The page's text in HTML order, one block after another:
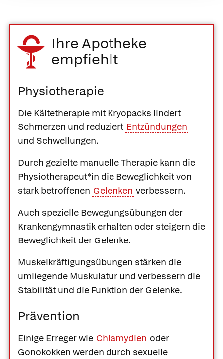
Ihre Apotheke
empfiehlt
Physiotherapie
Die Kältetherapie mit Kryopacks lindert
Schmerzen und reduziert Entzündungen
und Schwellungen.
Durch gezielte manuelle Therapie kann die
Physiotherapeut*in die Beweglichkeit von
stark betroffenen Gelenken verbessern.
Auch spezielle Bewegungsübungen der
Krankengymnastik erhalten oder steigern die
Beweglichkeit der Gelenke.
Muskelkräftigungsübungen stärken die
umliegende Muskulatur und verbessern die
Stabilität und die Funktion der Gelenke.
Prävention
Einige Erreger wie Chlamydien oder
Gonokokken werden durch sexuelle